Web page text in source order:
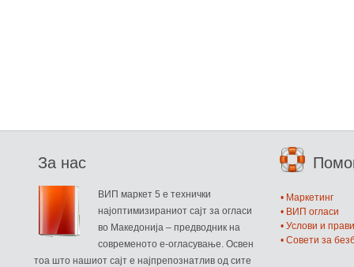
За нас
ВИП маркет 5 е технички
најоптимизираниот сајт за огласи
во Македонија – предводник на
современото е-огласување. Освен
тоа што нашиот сајт е најпрепознатлив од сите
• Маркетинг
• ВИП огласи
• Услови и
• Совети за